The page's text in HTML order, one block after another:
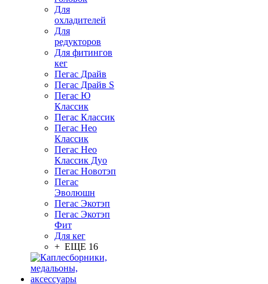
Для
охладителей
Для
редукторов
Для фитингов
кег
Пегас Драйв
Пегас Драйв S
Пегас Ю
Классик
Пегас Классик
Пегас Нео
Классик
Пегас Нео
Классик Дуо
Пегас Новотэп
Пегас
Эволюшн
Пегас Экотэп
Пегас Экотэп
Фит
Для кег
+ ЕЩЕ 16